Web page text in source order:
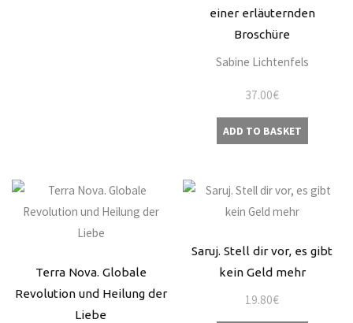
einer erläuternden
Broschüre
Sabine Lichtenfels
37.00€
ADD TO BASKET
Terra Nova. Globale
Revolution und Heilung der
Liebe
Saruj. Stell dir vor, es gibt
kein Geld mehr
19.80€